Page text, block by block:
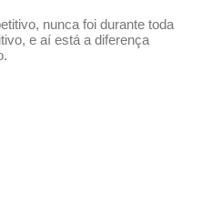
nunca foi durante toda
e aí está a diferença